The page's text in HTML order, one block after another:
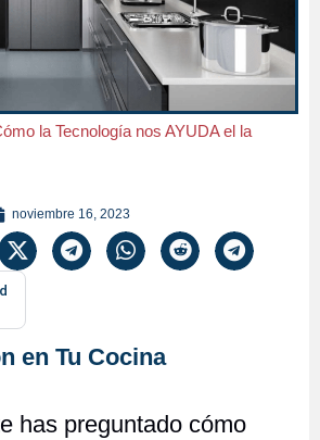
la Tecnología nos AYUDA el la
noviembre 16, 2023
en Tu Cocina
has preguntado cómo